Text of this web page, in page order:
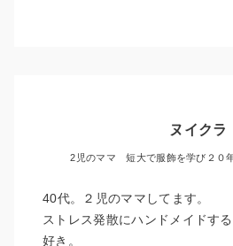
ヌイクラ
2児のママ 短大で服飾を学び２０
40代。２児のママしてます。
ストレス発散にハンドメイドす
好き。